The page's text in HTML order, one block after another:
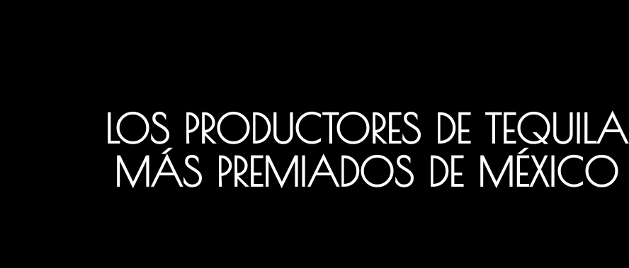
LOS PRODUCTORES DE TEQUILA
MÁS PREMIADOS DE MÉXICO